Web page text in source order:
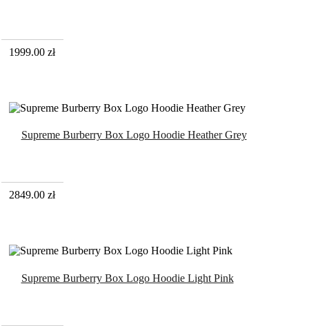
1999.00 zł
Supreme Burberry Box Logo Hoodie Heather Grey
2849.00 zł
Supreme Burberry Box Logo Hoodie Light Pink